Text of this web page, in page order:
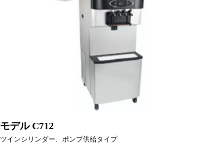
モデル C712
ツインシリンダー、ポンプ供給タイプ